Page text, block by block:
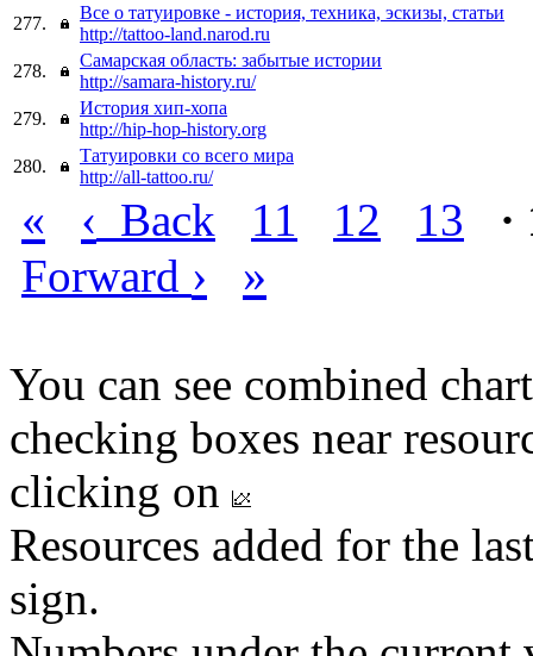
277.
Все о татуировке - история, техника, эскизы, статьи
http://tattoo-land.narod.ru
278.
Самарская область: забытые истории
http://samara-history.ru/
279.
История хип-хопа
http://hip-hop-history.org
280.
Татуировки со всего мира
http://all-tattoo.ru/
« ‹ Back 11 12 13
·
Forward › »
You can see combined
checking boxes near
clicking on
Resources added for the
sign.